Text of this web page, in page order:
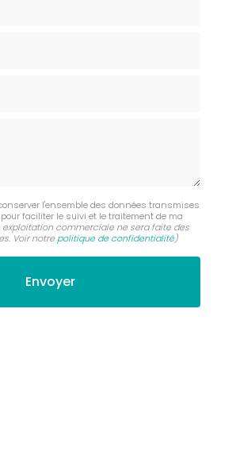
l'ensemble des données transmises
faciliter le suivi et le traitement de ma
exploitation commerciale ne sera faite des
Voir notre politique de confidentialité)